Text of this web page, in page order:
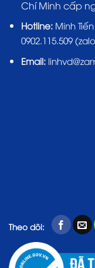
Chí Minh cấp
Hotline: Minh
0902.115.509
Email:
Theo dõi: